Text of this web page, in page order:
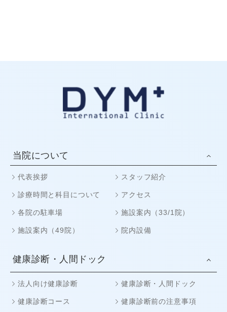
当院について
代表挨拶 スタッフ紹介
診療時間と科目について アクセス
各院の駐車場 施設案内（33/1院）
施設案内（49院） 院内設備
健康診断・人間ドック
法人向け健康診断 健康診断・人間ドック
健康診断コース 健康診断前の注意事項